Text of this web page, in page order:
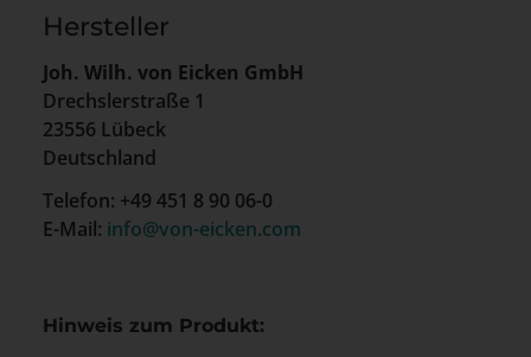
Hersteller
Joh. Wilh. von Eicken GmbH
Drechslerstraße 1
23556 Lübeck
Deutschland
Telefon: +49 451 8 90 06-0
E-Mail: info@von-eicken.com
Hinweis zum Produkt: